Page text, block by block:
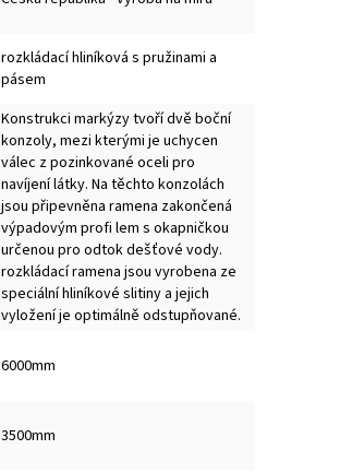
rozkládací hliníková s pružinami a
pásem
Konstrukci markýzy tvoří dvě boční
konzoly, mezi kterými je uchycen
válec z pozinkované oceli pro
navíjení látky. Na těchto konzolách
jsou připevněna ramena zakončená
výpadovým profi lem s okapničkou
určenou pro odtok dešťové vody.
rozkládací ramena jsou vyrobena ze
speciální hliníkové slitiny a jejich
vyložení je optimálně odstupňované.
6000mm
3500mm